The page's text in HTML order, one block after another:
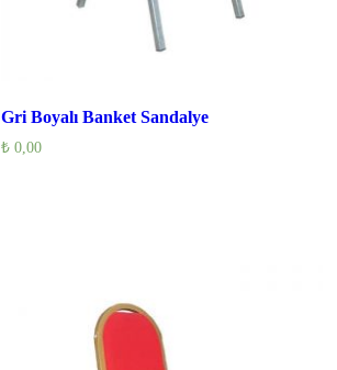
Gri Boyalı Banket Sandalye
₺0,00